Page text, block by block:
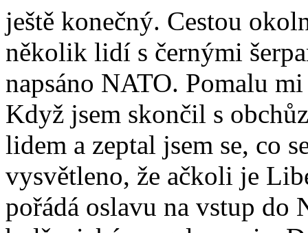
ještě konečný. Cestou
několik lidí s černými
napsáno NATO. Pomalu
Když jsem skončil s
lidem a zeptal jsem se, co
vysvětleno, že ačkoli je
pořádá oslavu na vstup do